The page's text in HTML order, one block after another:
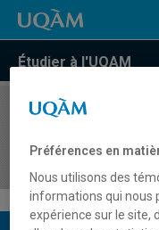
Étudier à l'UQAM
COURS//
siècles
Préférences en
Nous utilisons des
informations qui nous
expérience sur le site,